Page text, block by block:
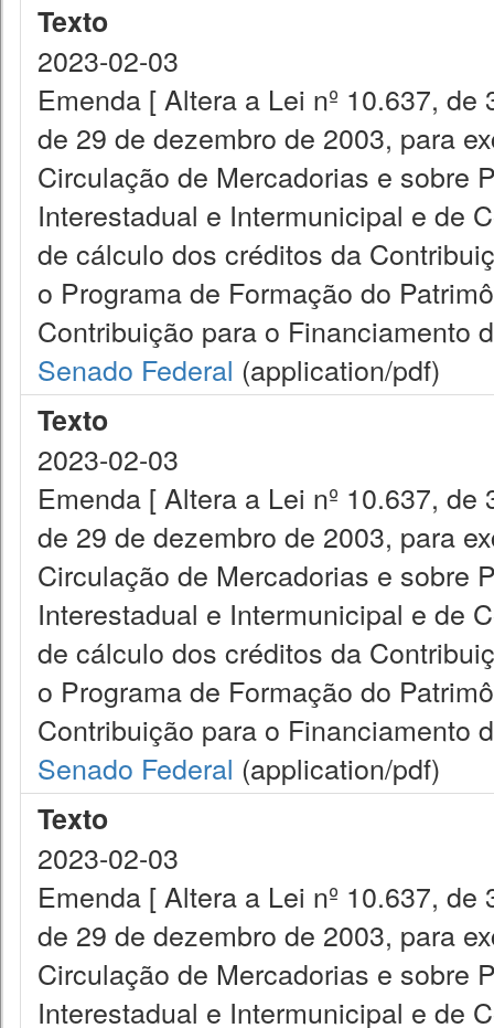
Texto
2023-02-03
Emenda [ Altera a Lei nº 10.637,
de 29 de dezembro de 2003, para
Circulação de Mercadorias e sobre
Interestadual e Intermunicipal e de
de cálculo dos créditos da
o Programa de Formação do
Contribuição para o Financiamento
Senado Federal (application/pdf)
Texto
2023-02-03
Emenda [ Altera a Lei nº 10.637,
de 29 de dezembro de 2003, para
Circulação de Mercadorias e sobre
Interestadual e Intermunicipal e de
de cálculo dos créditos da
o Programa de Formação do
Contribuição para o Financiamento
Senado Federal (application/pdf)
Texto
2023-02-03
Emenda [ Altera a Lei nº 10.637,
de 29 de dezembro de 2003, para
Circulação de Mercadorias e sobre
Interestadual e Intermunicipal e de